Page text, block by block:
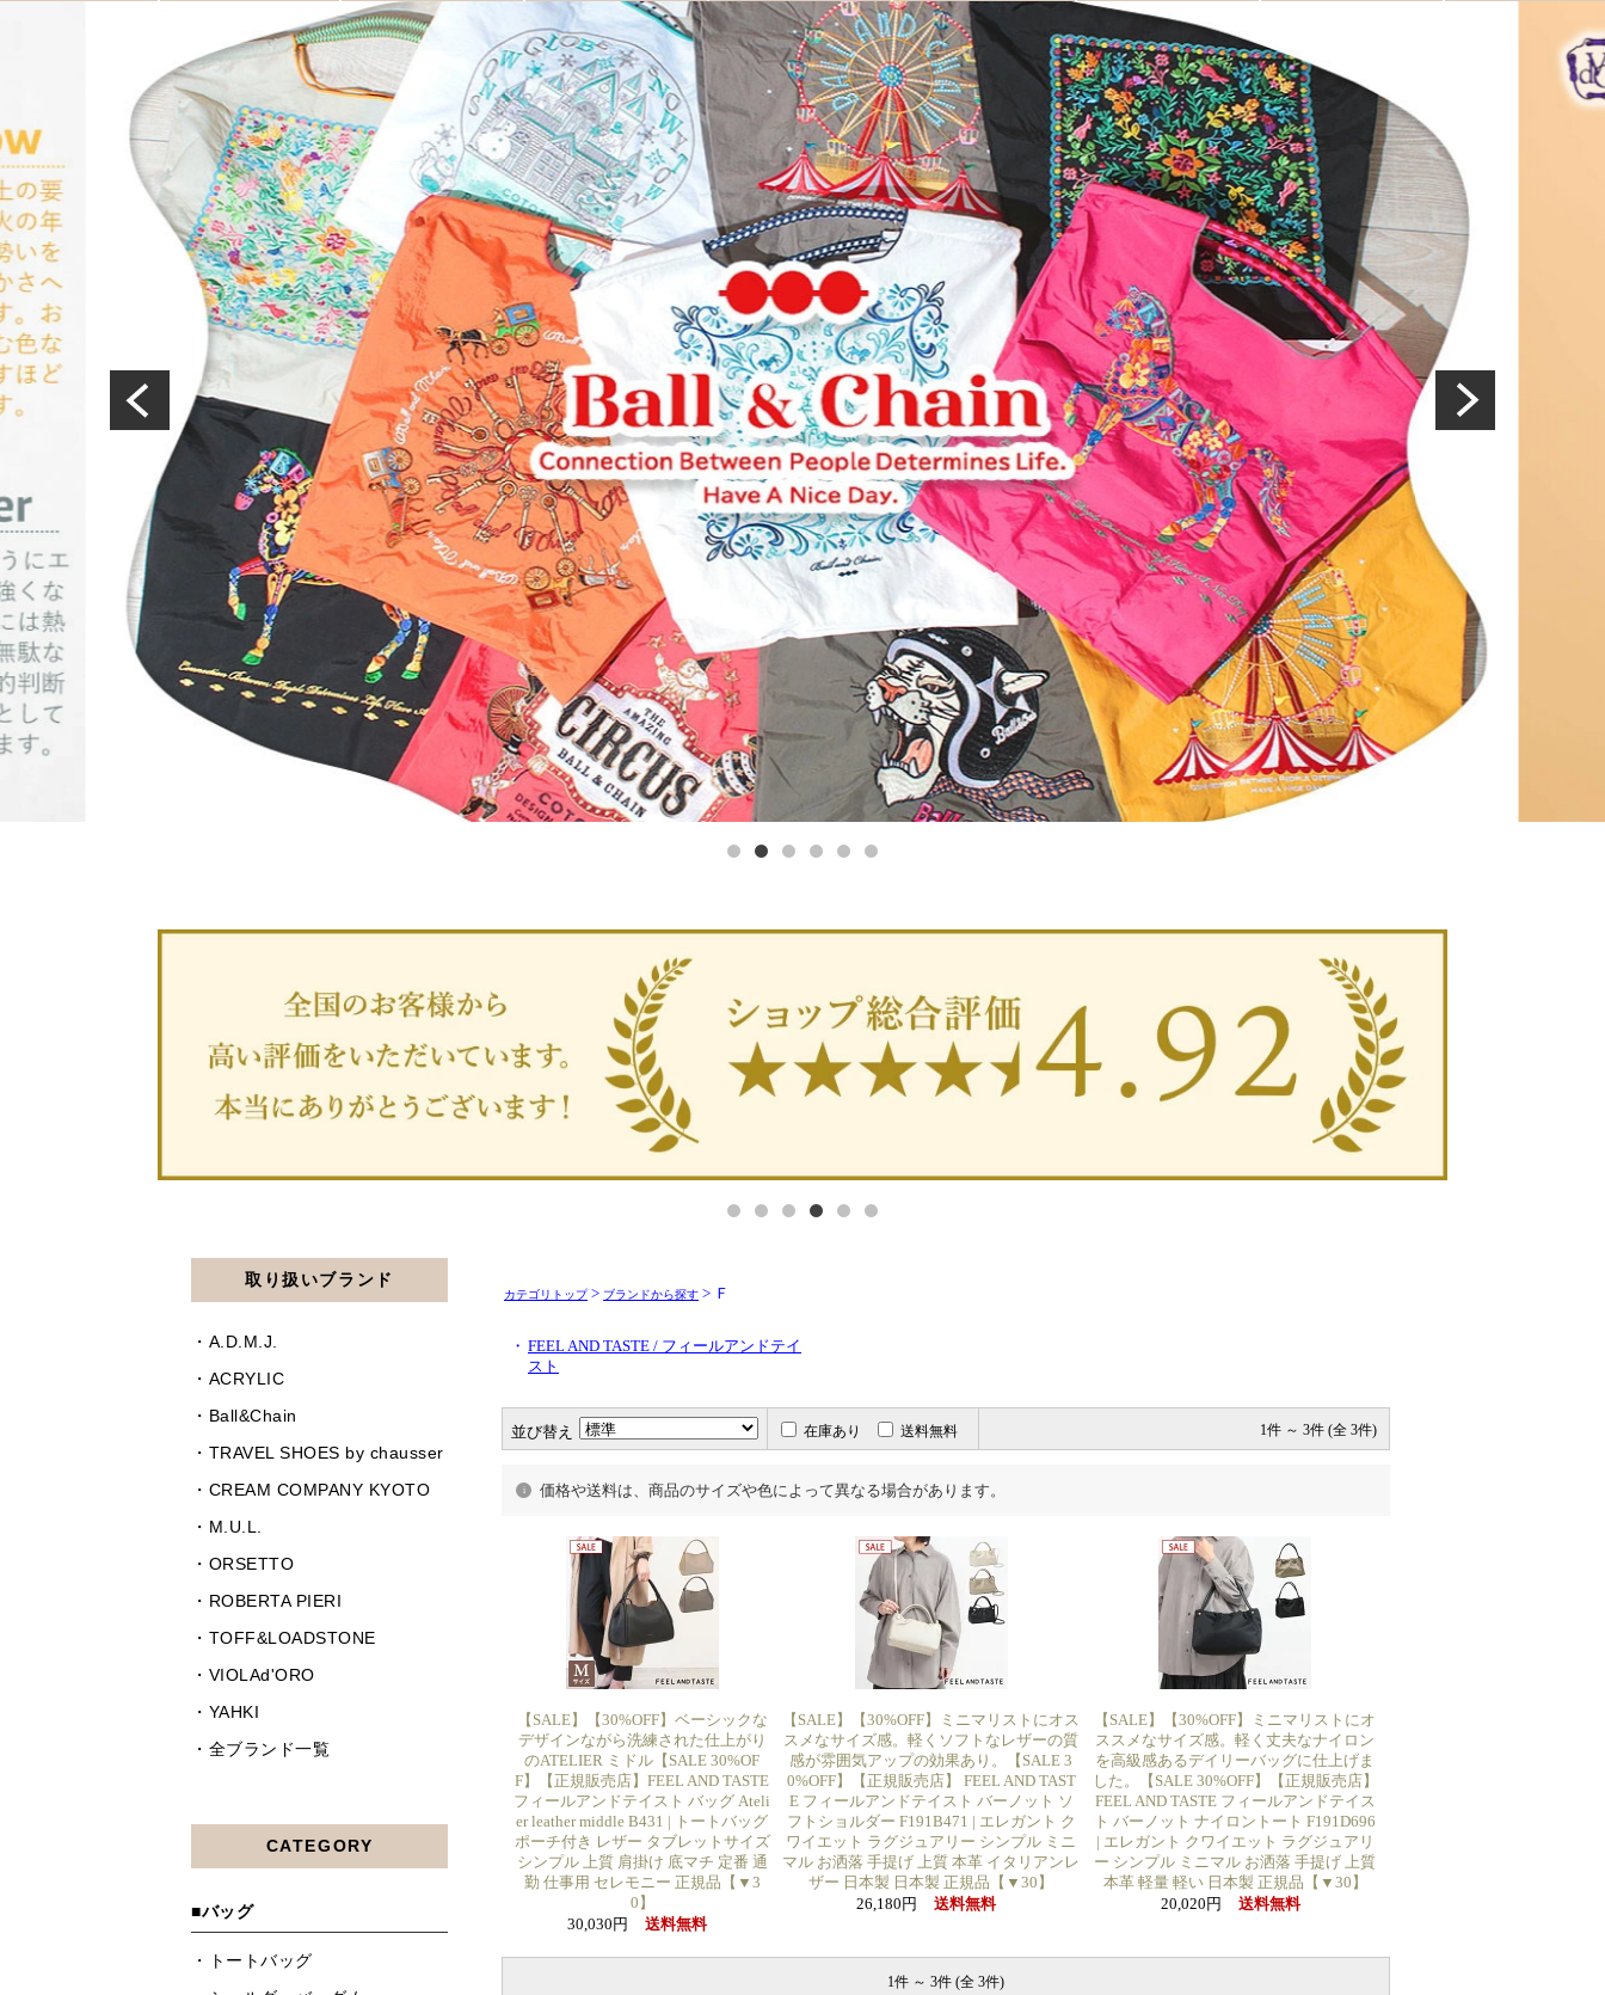
カテゴリトップ> ブランドから探す > Ｆ
・ FEEL AND TASTE / フィールアンドテイ
スト
並び替え 在庫あり 送料無料 1件 ～ 3件 (全 3件)
価格や送料は、商品のサイズや色によって異なる場合があります。
【SALE】【30%OFF】ベーシックな
デザインながら洗練された仕上がり
のATELIER ミドル【SALE 30%OF
F】【正規販売店】FEEL AND TASTE
フィールアンドテイスト バッグ Ateli
er leather middle B431 | トートバッグ
ポーチ付き レザー タブレットサイズ
シンプル 上質 肩掛け 底マチ 定番 通
勤 仕事用 セレモニー 正規品【▼3
0】
30,030円
送料無料
【SALE】【30%OFF】ミニマリストにオス
スメなサイズ感。軽くソフトなレザーの質
感が雰囲気アップの効果あり。【SALE 3
0%OFF】【正規販売店】 FEEL AND TAST
E フィールアンドテイスト バーノット ソ
フトショルダー F191B471 | エレガント ク
ワイエット ラグジュアリー シンプル ミニ
マル お洒落 手提げ 上質 本革 イタリアンレ
ザー 日本製 日本製 正規品【▼30】
26,180円
送料無料
【SALE】【30%OFF】ミニマリストにオ
ススメなサイズ感。軽く丈夫なナイロン
を高級感あるデイリーバッグに仕上げま
した。【SALE 30%OFF】【正規販売店】
FEEL AND TASTE フィールアンドテイス
ト バーノット ナイロントート F191D696
| エレガント クワイエット ラグジュアリ
ー シンプル ミニマル お洒落 手提げ 上質
本革 軽量 軽い 日本製 正規品【▼30】
20,020円
送料無料
1件 ～ 3件 (全 3件)